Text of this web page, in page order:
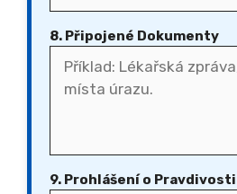
8. Připojené Dokumenty
9. Prohlášení o